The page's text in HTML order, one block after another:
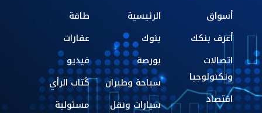
أسواق
أعرف بنكك
اتصالات
وتكنولوجيا
اقتصاد
الرئيسية
بنوك
بورصة
سياحة وطيران
سيارات ونقل
طاقة
عقارات
فيديو
كُتاب الرأي
مسئولية